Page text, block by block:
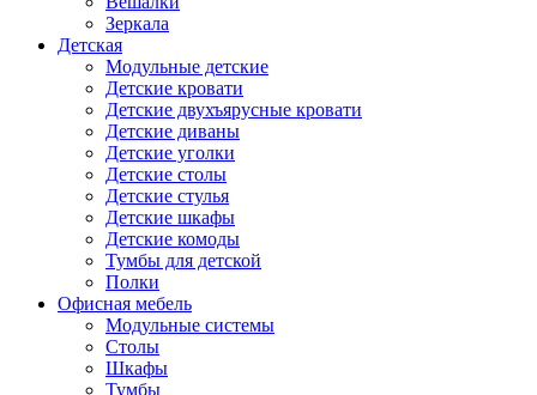
Зеркала
Детская
Модульные детские
Детские кровати
Детские двухъярусные кровати
Детские диваны
Детские уголки
Детские столы
Детские стулья
Детские шкафы
Детские комоды
Тумбы для детской
Полки
Офисная мебель
Модульные системы
Столы
Шкафы
Тумбы